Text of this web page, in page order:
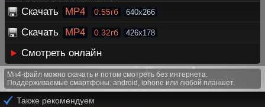
Скачать MP4 0.55гб 640x266
Скачать MP4 0.32гб 426x178
Смотреть онлайн
Мп4-файл можно скачать и потом смотреть без интернета.
Поддерживаемые смартфоны: android, iphone или любой планшет.
Также рекомендуем